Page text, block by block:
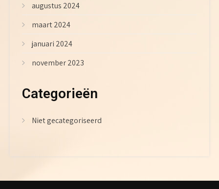
augustus 2024
maart 2024
januari 2024
november 2023
Categorieën
Niet gecategoriseerd